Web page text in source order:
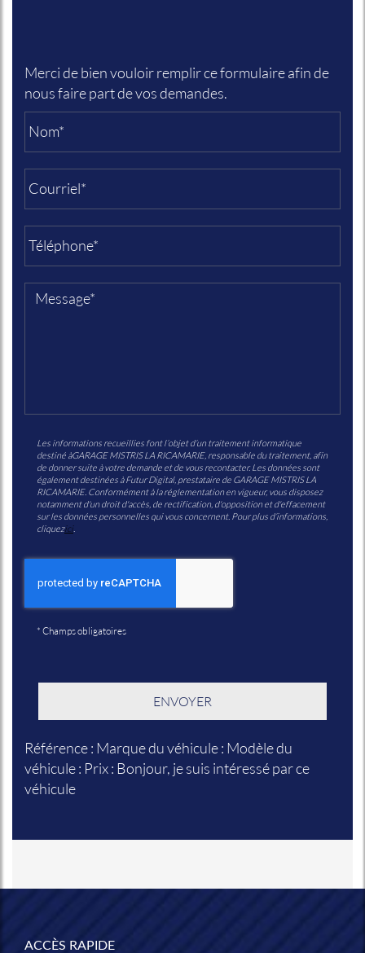
Merci de bien vouloir remplir ce formulaire afin de
nous faire part de vos demandes.
Les informations recueillies font l’objet d’un traitement informatique
destiné àGARAGE MISTRIS LA RICAMARIE, responsable du traitement, afin
de donner suite à votre demande et de vous recontacter. Les données sont
également destinées à Futur Digital, prestataire de GARAGE MISTRIS LA
RICAMARIE. Conformément à la réglementation en vigueur, vous disposez
notamment d'un droit d'accès, de rectification, d'opposition et d'effacement
sur les données personnelles qui vous concernent. Pour plus d’informations,
cliquezici.
* Champs obligatoires
Référence : Marque du véhicule : Modèle du
véhicule : Prix : Bonjour, je suis intéressé par ce
véhicule
ACCÈS RAPIDE